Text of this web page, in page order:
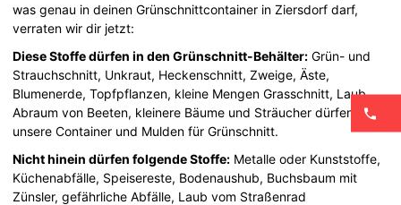
was genau in deinen Grünschnittcontainer in Ziersdorf darf,
verraten wir dir jetzt:
Diese Stoffe dürfen in den Grünschnitt-Behälter: Grün- und
Strauchschnitt, Unkraut, Heckenschnitt, Zweige, Äste,
Blumenerde, Topfpflanzen, kleine Mengen Grasschnitt, Laub,
Abraum von Beeten, kleinere Bäume und Sträucher dürfen in
unsere Container und Mulden für Grünschnitt.
Nicht hinein dürfen folgende Stoffe: Metalle oder Kunststoffe,
Küchenabfälle, Speisereste, Bodenaushub, Buchsbaum mit
Zünsler, gefährliche Abfälle, Laub vom Straßenrad